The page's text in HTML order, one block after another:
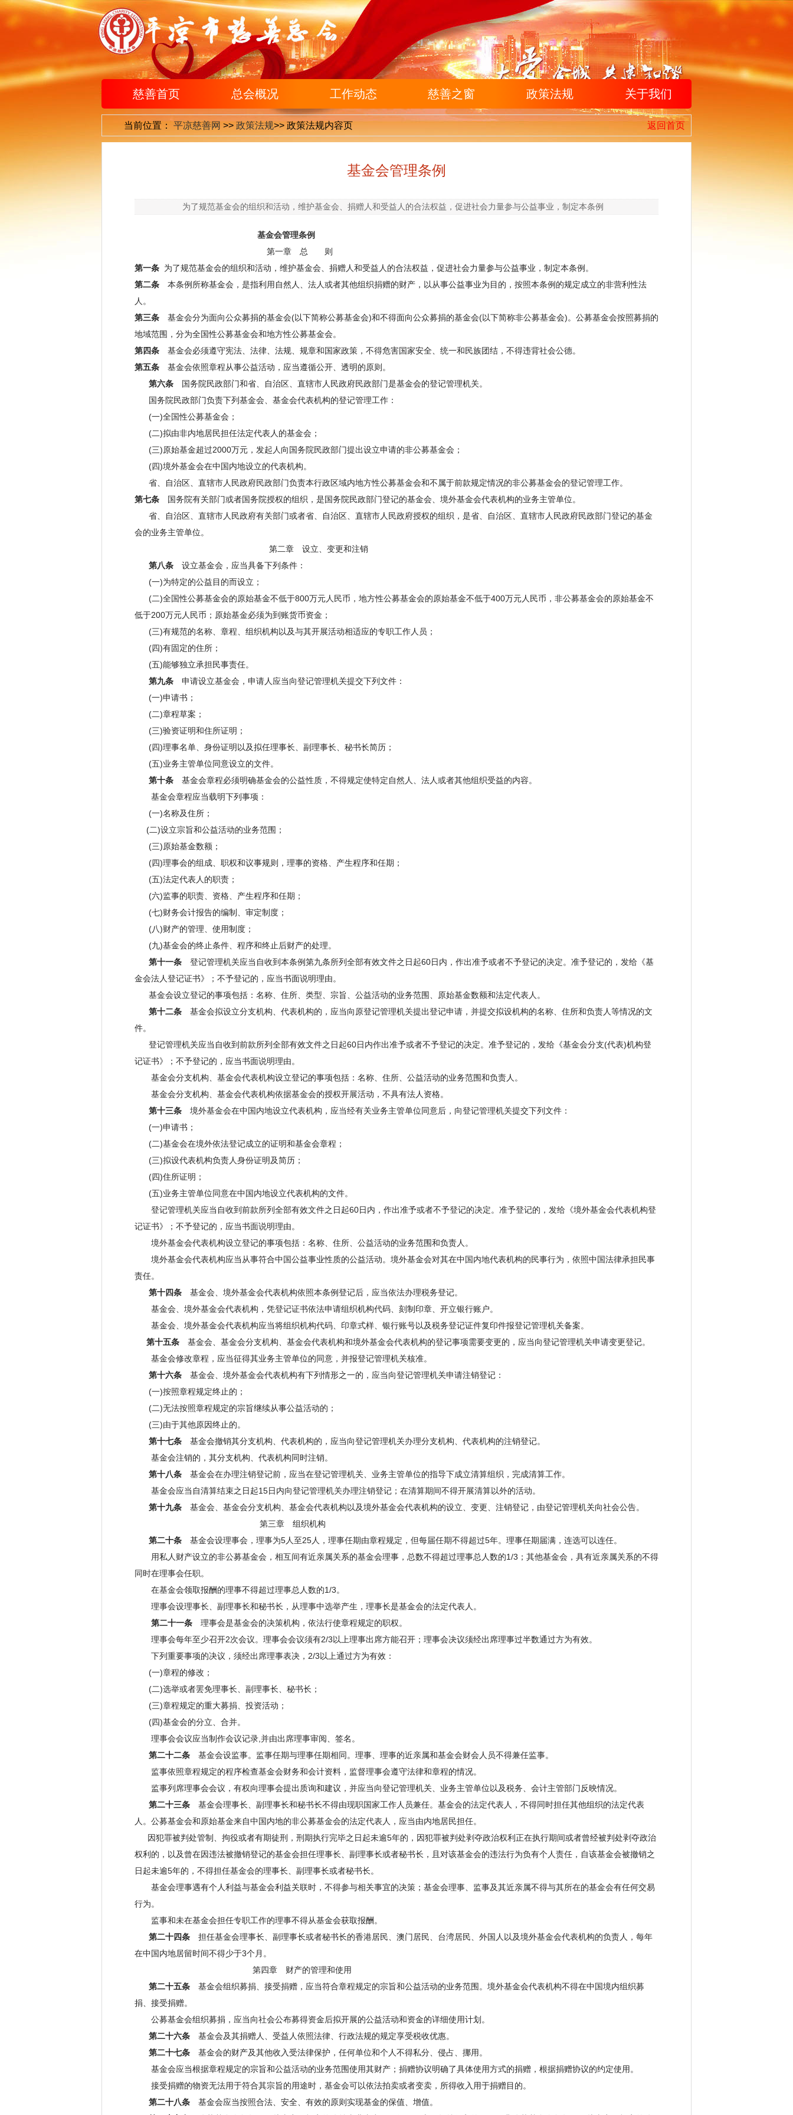
慈善首页 总会概况 工作动态 慈善之窗 政策法规 关于我们
当前位置： 平凉慈善网 >> 政策法规>> 政策法规内容页 返回首页
基金会管理条例
为了规范基金会的组织和活动，维护基金会、捐赠人和受益人的合法权益，促进社会力量参与公益事业，制定本条例
基金会管理条例
第一章 总 则
第一条 为了规范基金会的组织和活动，维护基金会、捐赠人和受益人的合法权益，促进社会力量参与公益事业，制定本条例。
第二条 本条例所称基金会，是指利用自然人、法人或者其他组织捐赠的财产，以从事公益事业为目的，按照本条例的规定成立的非营利性法
人。
第三条 基金会分为面向公众募捐的基金会(以下简称公募基金会)和不得面向公众募捐的基金会(以下简称非公募基金会)。公募基金会按照募捐的
地域范围，分为全国性公募基金会和地方性公募基金会。
第四条 基金会必须遵守宪法、法律、法规、规章和国家政策，不得危害国家安全、统一和民族团结，不得违背社会公德。
第五条 基金会依照章程从事公益活动，应当遵循公开、透明的原则。
第六条 国务院民政部门和省、自治区、直辖市人民政府民政部门是基金会的登记管理机关。
国务院民政部门负责下列基金会、基金会代表机构的登记管理工作：
(一)全国性公募基金会；
(二)拟由非内地居民担任法定代表人的基金会；
(三)原始基金超过2000万元，发起人向国务院民政部门提出设立申请的非公募基金会；
(四)境外基金会在中国内地设立的代表机构。
省、自治区、直辖市人民政府民政部门负责本行政区域内地方性公募基金会和不属于前款规定情况的非公募基金会的登记管理工作。
第七条 国务院有关部门或者国务院授权的组织，是国务院民政部门登记的基金会、境外基金会代表机构的业务主管单位。
省、自治区、直辖市人民政府有关部门或者省、自治区、直辖市人民政府授权的组织，是省、自治区、直辖市人民政府民政部门登记的基金
会的业务主管单位。
第二章 设立、变更和注销
第八条 设立基金会，应当具备下列条件：
(一)为特定的公益目的而设立；
(二)全国性公募基金会的原始基金不低于800万元人民币，地方性公募基金会的原始基金不低于400万元人民币，非公募基金会的原始基金不
低于200万元人民币；原始基金必须为到账货币资金；
(三)有规范的名称、章程、组织机构以及与其开展活动相适应的专职工作人员；
(四)有固定的住所；
(五)能够独立承担民事责任。
第九条 申请设立基金会，申请人应当向登记管理机关提交下列文件：
(一)申请书；
(二)章程草案；
(三)验资证明和住所证明；
(四)理事名单、身份证明以及拟任理事长、副理事长、秘书长简历；
(五)业务主管单位同意设立的文件。
第十条 基金会章程必须明确基金会的公益性质，不得规定使特定自然人、法人或者其他组织受益的内容。
基金会章程应当载明下列事项：
(一)名称及住所；
(二)设立宗旨和公益活动的业务范围；
(三)原始基金数额；
(四)理事会的组成、职权和议事规则，理事的资格、产生程序和任期；
(五)法定代表人的职责；
(六)监事的职责、资格、产生程序和任期；
(七)财务会计报告的编制、审定制度；
(八)财产的管理、使用制度；
(九)基金会的终止条件、程序和终止后财产的处理。
第十一条 登记管理机关应当自收到本条例第九条所列全部有效文件之日起60日内，作出准予或者不予登记的决定。准予登记的，发给《基
金会法人登记证书》；不予登记的，应当书面说明理由。
基金会设立登记的事项包括：名称、住所、类型、宗旨、公益活动的业务范围、原始基金数额和法定代表人。
第十二条 基金会拟设立分支机构、代表机构的，应当向原登记管理机关提出登记申请，并提交拟设机构的名称、住所和负责人等情况的文
件。
登记管理机关应当自收到前款所列全部有效文件之日起60日内作出准予或者不予登记的决定。准予登记的，发给《基金会分支(代表)机构登
记证书》；不予登记的，应当书面说明理由。
基金会分支机构、基金会代表机构设立登记的事项包括：名称、住所、公益活动的业务范围和负责人。
基金会分支机构、基金会代表机构依据基金会的授权开展活动，不具有法人资格。
第十三条 境外基金会在中国内地设立代表机构，应当经有关业务主管单位同意后，向登记管理机关提交下列文件：
(一)申请书；
(二)基金会在境外依法登记成立的证明和基金会章程；
(三)拟设代表机构负责人身份证明及简历；
(四)住所证明；
(五)业务主管单位同意在中国内地设立代表机构的文件。
登记管理机关应当自收到前款所列全部有效文件之日起60日内，作出准予或者不予登记的决定。准予登记的，发给《境外基金会代表机构登
记证书》；不予登记的，应当书面说明理由。
境外基金会代表机构设立登记的事项包括：名称、住所、公益活动的业务范围和负责人。
境外基金会代表机构应当从事符合中国公益事业性质的公益活动。境外基金会对其在中国内地代表机构的民事行为，依照中国法律承担民事
责任。
第十四条 基金会、境外基金会代表机构依照本条例登记后，应当依法办理税务登记。
基金会、境外基金会代表机构，凭登记证书依法申请组织机构代码、刻制印章、开立银行账户。
基金会、境外基金会代表机构应当将组织机构代码、印章式样、银行账号以及税务登记证件复印件报登记管理机关备案。
第十五条 基金会、基金会分支机构、基金会代表机构和境外基金会代表机构的登记事项需要变更的，应当向登记管理机关申请变更登记。
基金会修改章程，应当征得其业务主管单位的同意，并报登记管理机关核准。
第十六条 基金会、境外基金会代表机构有下列情形之一的，应当向登记管理机关申请注销登记：
(一)按照章程规定终止的；
(二)无法按照章程规定的宗旨继续从事公益活动的；
(三)由于其他原因终止的。
第十七条 基金会撤销其分支机构、代表机构的，应当向登记管理机关办理分支机构、代表机构的注销登记。
基金会注销的，其分支机构、代表机构同时注销。
第十八条 基金会在办理注销登记前，应当在登记管理机关、业务主管单位的指导下成立清算组织，完成清算工作。
基金会应当自清算结束之日起15日内向登记管理机关办理注销登记；在清算期间不得开展清算以外的活动。
第十九条 基金会、基金会分支机构、基金会代表机构以及境外基金会代表机构的设立、变更、注销登记，由登记管理机关向社会公告。
第三章 组织机构
第二十条 基金会设理事会，理事为5人至25人，理事任期由章程规定，但每届任期不得超过5年。理事任期届满，连选可以连任。
用私人财产设立的非公募基金会，相互间有近亲属关系的基金会理事，总数不得超过理事总人数的1/3；其他基金会，具有近亲属关系的不得
同时在理事会任职。
在基金会领取报酬的理事不得超过理事总人数的1/3。
理事会设理事长、副理事长和秘书长，从理事中选举产生，理事长是基金会的法定代表人。
第二十一条 理事会是基金会的决策机构，依法行使章程规定的职权。
理事会每年至少召开2次会议。理事会会议须有2/3以上理事出席方能召开；理事会决议须经出席理事过半数通过方为有效。
下列重要事项的决议，须经出席理事表决，2/3以上通过方为有效：
(一)章程的修改；
(二)选举或者罢免理事长、副理事长、秘书长；
(三)章程规定的重大募捐、投资活动；
(四)基金会的分立、合并。
理事会会议应当制作会议记录,并由出席理事审阅、签名。
第二十二条 基金会设监事。监事任期与理事任期相同。理事、理事的近亲属和基金会财会人员不得兼任监事。
监事依照章程规定的程序检查基金会财务和会计资料，监督理事会遵守法律和章程的情况。
监事列席理事会会议，有权向理事会提出质询和建议，并应当向登记管理机关、业务主管单位以及税务、会计主管部门反映情况。
第二十三条 基金会理事长、副理事长和秘书长不得由现职国家工作人员兼任。基金会的法定代表人，不得同时担任其他组织的法定代表
人。公募基金会和原始基金来自中国内地的非公募基金会的法定代表人，应当由内地居民担任。
因犯罪被判处管制、拘役或者有期徒刑，刑期执行完毕之日起未逾5年的，因犯罪被判处剥夺政治权利正在执行期间或者曾经被判处剥夺政治
权利的，以及曾在因违法被撤销登记的基金会担任理事长、副理事长或者秘书长，且对该基金会的违法行为负有个人责任，自该基金会被撤销之
日起未逾5年的，不得担任基金会的理事长、副理事长或者秘书长。
基金会理事遇有个人利益与基金会利益关联时，不得参与相关事宜的决策；基金会理事、监事及其近亲属不得与其所在的基金会有任何交易
行为。
监事和未在基金会担任专职工作的理事不得从基金会获取报酬。
第二十四条 担任基金会理事长、副理事长或者秘书长的香港居民、澳门居民、台湾居民、外国人以及境外基金会代表机构的负责人，每年
在中国内地居留时间不得少于3个月。
第四章 财产的管理和使用
第二十五条 基金会组织募捐、接受捐赠，应当符合章程规定的宗旨和公益活动的业务范围。境外基金会代表机构不得在中国境内组织募
捐、接受捐赠。
公募基金会组织募捐，应当向社会公布募得资金后拟开展的公益活动和资金的详细使用计划。
第二十六条 基金会及其捐赠人、受益人依照法律、行政法规的规定享受税收优惠。
第二十七条 基金会的财产及其他收入受法律保护，任何单位和个人不得私分、侵占、挪用。
基金会应当根据章程规定的宗旨和公益活动的业务范围使用其财产；捐赠协议明确了具体使用方式的捐赠，根据捐赠协议的约定使用。
接受捐赠的物资无法用于符合其宗旨的用途时，基金会可以依法拍卖或者变卖，所得收入用于捐赠目的。
第二十八条 基金会应当按照合法、安全、有效的原则实现基金的保值、增值。